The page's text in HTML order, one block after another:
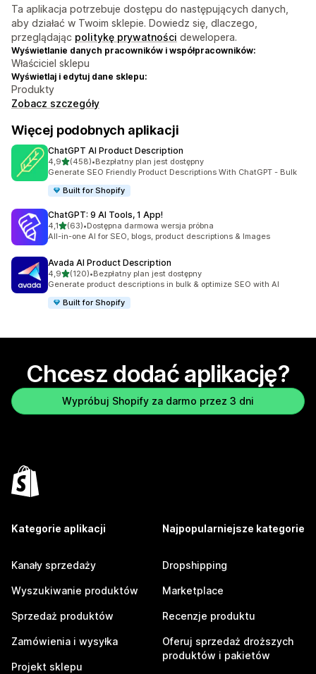
Ta aplikacja potrzebuje dostępu do następujących danych,
aby działać w Twoim sklepie. Dowiedz się, dlaczego,
przeglądając politykę prywatności dewelopera.
Wyświetlanie danych pracowników i współpracowników:
Właściciel sklepu
Wyświetlaj i edytuj dane sklepu:
Produkty
Zobacz szczegóły
Więcej podobnych aplikacji
ChatGPT AI Product Description
4,9na 5 gwiazdek
(458)
Łączna liczba recenzji: 458
•Bezpłatny plan jest dostępny
Generate SEO Friendly Product Descriptions With ChatGPT - Bulk
Built for Shopify
ChatGPT: 9 AI Tools, 1 App!
4,1na 5 gwiazdek
(63)
Łączna liczba recenzji: 63
•Dostępna darmowa wersja próbna
All-in-one AI for SEO, blogs, product descriptions & Images
Avada AI Product Description
4,9na 5 gwiazdek
(120)
Łączna liczba recenzji: 120
•Bezpłatny plan jest dostępny
Generate product descriptions in bulk & optimize SEO with AI
Built for Shopify
Chcesz dodać aplikację?
Wypróbuj Shopify za darmo przez 3 dni
Kategorie aplikacji
Kanały sprzedaży
Wyszukiwanie produktów
Sprzedaż produktów
Zamówienia i wysyłka
Projekt sklepu
Najpopularniejsze kategorie
Dropshipping
Marketplace
Recenzje produktu
Oferuj sprzedaż droższych
produktów i pakietów